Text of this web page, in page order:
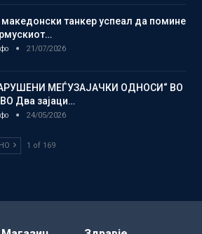
танкер успеал да помине
21/07/2026
МЕЃУЗАЈАЧКИ ОДНОСИ“ ВО
Два зајаци…
24/05/2026
1 of 169